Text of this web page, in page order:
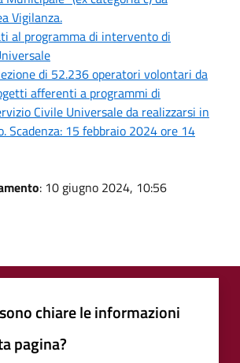
Vigilanza.
al programma di intervento di
di 52.236 operatori volontari da
afferenti a programmi di
Civile Universale da realizzarsi in
Scadenza: 15 febbraio 2024 ore 14
: 10 giugno 2024, 10:56
chiare le informazioni
pagina?